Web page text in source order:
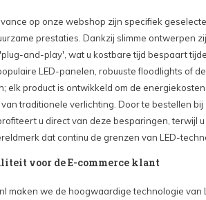
op onze webshop zijn specifiek
prestaties. Dankzij slimme ontwerpen
and-play', wat u kostbare tijd bespaart
LED-panelen, robuuste floodlights of
elk product is ontwikkeld om de
traditionele verlichting. Door te bestellen bij
u direct van deze besparingen, terwijl
dat continu de grenzen van LED-
voor de E-commerce klant
maken we de hoogwaardige technologie van